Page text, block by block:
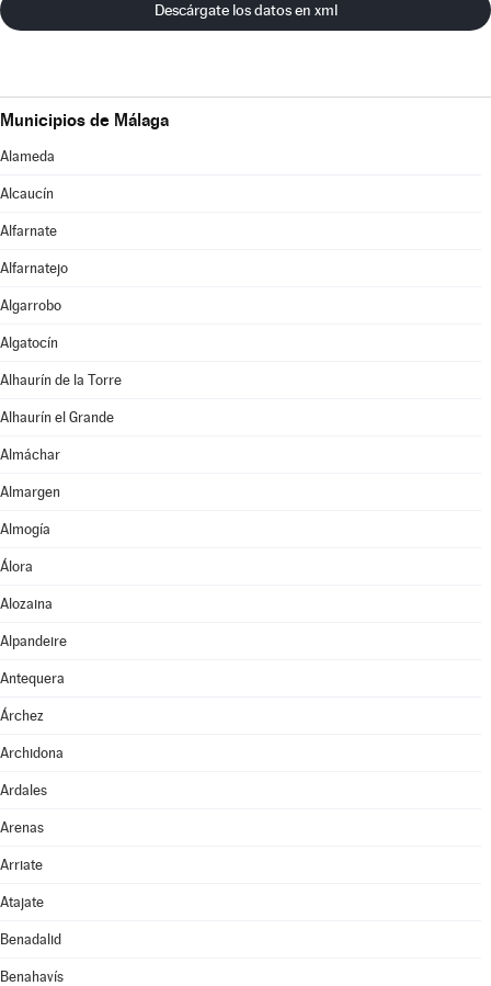
Descárgate los datos en xml
Municipios de Málaga
Alameda
Alcaucín
Alfarnate
Alfarnatejo
Algarrobo
Algatocín
Alhaurín de la Torre
Alhaurín el Grande
Almáchar
Almargen
Almogía
Álora
Alozaina
Alpandeire
Antequera
Árchez
Archidona
Ardales
Arenas
Arriate
Atajate
Benadalid
Benahavís